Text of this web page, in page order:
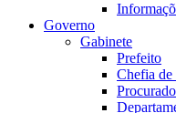
Governo
Gabinete
Prefeito
Chefia de